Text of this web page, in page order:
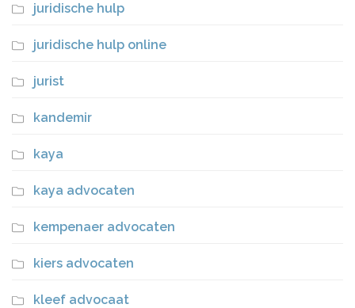
juridische hulp
juridische hulp online
jurist
kandemir
kaya
kaya advocaten
kempenaer advocaten
kiers advocaten
kleef advocaat